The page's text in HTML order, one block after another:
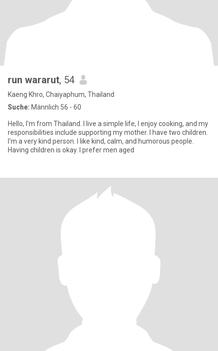
run wararut, 54
Kaeng Khro, Chaiyaphum, Thailand
Suche: Männlich 56 - 60
Hello, I'm from Thailand. I live a simple life, I enjoy cooking, and my
responsibilities include supporting my mother. I have two children.
I'm a very kind person. I like kind, calm, and humorous people.
Having children is okay. I prefer men aged